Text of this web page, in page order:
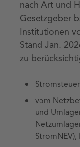
nach Art und
Gesetzgeber
Institutionen
Stand Jan.
zu
vom
und
StromNEV),